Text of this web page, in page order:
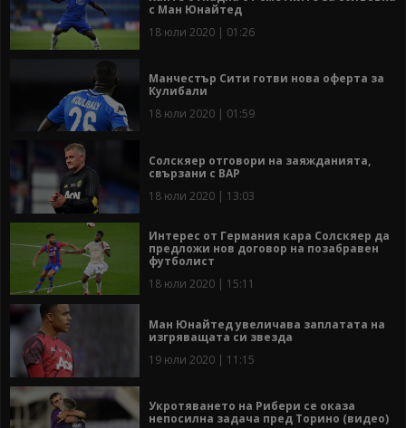
с Ман Юнайтед
18 юли 2020 | 01:26
Манчестър Сити готви нова оферта за
Кулибали
18 юли 2020 | 01:59
Солскяер отговори на заяжданията,
свързани с ВАР
18 юли 2020 | 13:03
Интерес от Германия кара Солскяер да
предложи нов договор на позабравен
футболист
18 юли 2020 | 15:11
Ман Юнайтед увеличава заплатата на
изгряващата си звезда
19 юли 2020 | 11:15
Укротяването на Рибери се оказа
непосилна задача пред Торино (видео)